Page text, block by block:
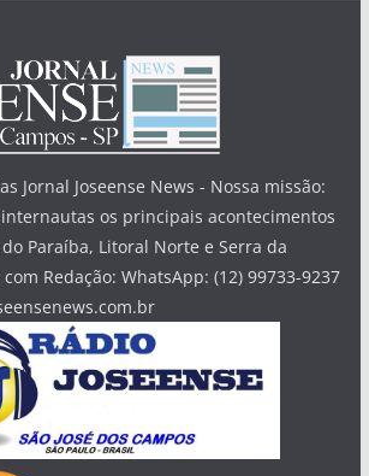
Jornal Joseense News - Nossa missão:
os principais acontecimentos
Paraíba, Litoral Norte e Serra da
Redação: WhatsApp: (12) 99733-9237